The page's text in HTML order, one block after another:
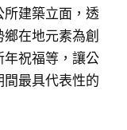
所建築立面，透
在地元素為創
祝福等，讓公
最具代表性的